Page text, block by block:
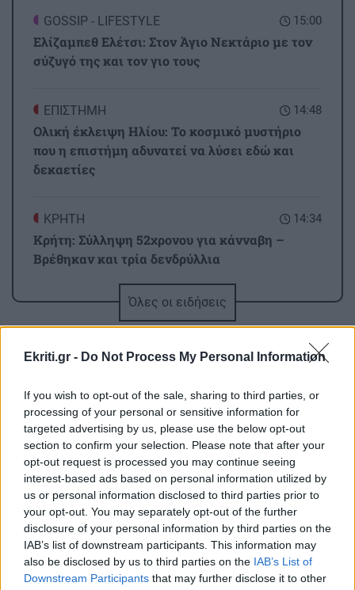
Ekriti.gr - Do Not Process My Personal Information
If you wish to opt-out of the sale, sharing to third parties, or
processing of your personal or sensitive information for
targeted advertising by us, please use the below opt-out
section to confirm your selection. Please note that after your
opt-out request is processed you may continue seeing
interest-based ads based on personal information utilized by
us or personal information disclosed to third parties prior to
your opt-out. You may separately opt-out of the further
disclosure of your personal information by third parties on the
IAB’s list of downstream participants. This information may
also be disclosed by us to third parties on the IAB’s List of
Downstream Participants that may further disclose it to other
15:00
GOSSIP - LIFESTYLE
Ελίζαμπεθ Ελέτσι: Στον Άγιο Νεκτάριο με τον
σύζυγό της και τον γιο τους
14:48
ΕΠΙΣΤΗΜΗ
Ολική έκλειψη Ηλίου: Το κοσμικό μυστήριο
που η επιστήμη αδυνατεί να λύσει εδώ και
δεκαετίες
14:34
ΚΡΗΤΗ
Κρήτη: Σύλληψη 52χρονου για κάνναβη –
Βρέθηκαν και τρία δενδρύλλια
Λαγονήσι: Εκτός κινδύνου οι δύο αστυνομικοί,
συνελήφθη 20χρονος Γερμανός – Πώς έγινε το
τροχαίο
14:00
GOSSIP - LIFESTYLE
Καλομοίρα: «Όταν κάνω δίαιτα, το πρώτο
πράγμα που κάνω...»
ΚΡΗΤΗ
Κρήτη: Συνελήφθη 32χρονος για πέντε κλοπές
από επιχειρήσεις – Βρέθηκαν κλοπιμαία
Όλες οι ειδήσεις
ΠΕΡΙΣΣΟΤΕΡΑ
GOSSIP - LIFESTYLE
Ελίζαμπεθ Ελέτσι: Στον Άγιο Νεκτάριο